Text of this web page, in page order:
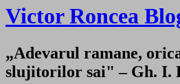
Victor Roncea
„Adevarul ramane,
slujitorilor sai" – Gh. I.